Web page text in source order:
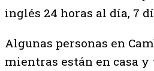
inglés 24 horas al día, 7
Algunas personas en
mientras están en casa y